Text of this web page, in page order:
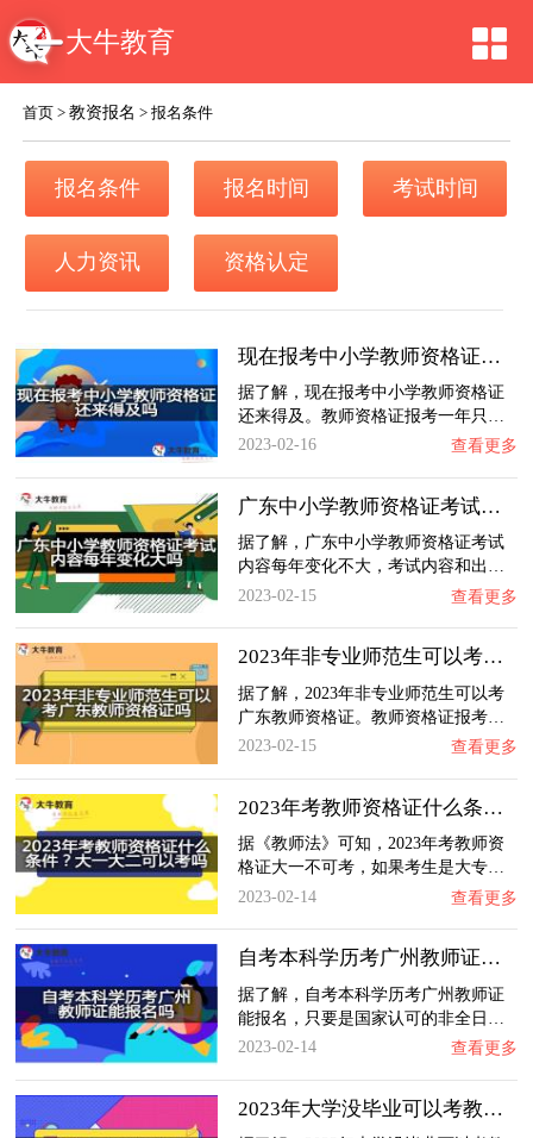
大牛教育
首页 >教资报名 >报名条件
报名条件 报名时间 考试时间
人力资讯 资格认定
现在报考中小学教师资格证还来得及吗？
据了解，现在报考中小学教师资格证
还来得及。教师资格证报考一年只…
2023-02-16
查看更多
广东中小学教师资格证考试内容每年变化大吗？…
据了解，广东中小学教师资格证考试
内容每年变化不大，考试内容和出…
2023-02-15
查看更多
2023年非专业师范生可以考广东教师资格证吗？…
据了解，2023年非专业师范生可以考
广东教师资格证。教师资格证报考…
2023-02-15
查看更多
2023年考教师资格证什么条件？大一大二可以考…
据《教师法》可知，2023年考教师资
格证大一不可考，如果考生是大专…
2023-02-14
查看更多
自考本科学历考广州教师证能报名吗？
据了解，自考本科学历考广州教师证
能报名，只要是国家认可的非全日…
2023-02-14
查看更多
2023年大学没毕业可以考教师资格证吗？